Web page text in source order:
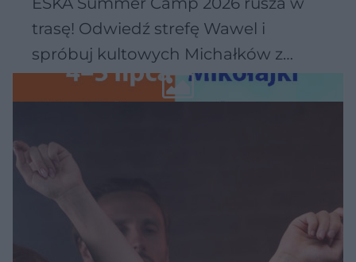
trasę! Odwiedź strefę Wawel i
spróbuj kultowych Michałków z
Wawelu